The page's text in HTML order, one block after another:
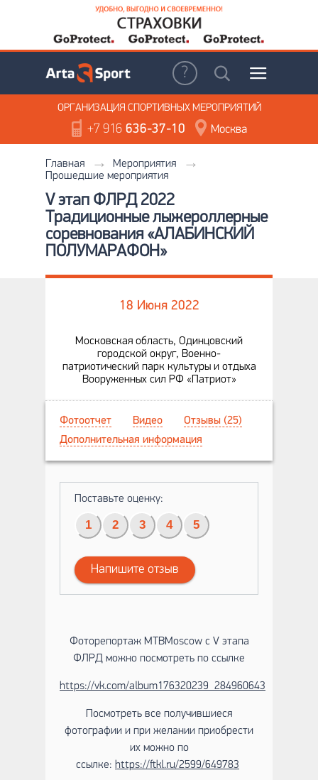
ОРГАНИЗАЦИЯ СПОРТИВНЫХ МЕРОПРИЯТИЙ
+7 916636-37-10 Москва
Главная
Мероприятия
Прошедшие мероприятия
V этап ФЛРД 2022
Традиционные лыжероллерные
соревнования «АЛАБИНСКИЙ
ПОЛУМАРАФОН»
18 Июня 2022
Московская область, Одинцовский
городской округ, Военно-
патриотический парк культуры и отдыха
Вооруженных сил РФ «Патриот»
Фотоотчет Видео
Отзывы (25)
Дополнительная информация
Поставьте оценку:
1 2 3 4 5
Напишите отзыв
Фоторепортаж MTBMoscow c V этапа
ФЛРД можно посмотреть по ссылке
https://vk.com/album176320239_284960643
Посмотреть все получившиеся
фотографии и при желании приобрести
их можно по
ссылке: https://ftkl.ru/2599/649783